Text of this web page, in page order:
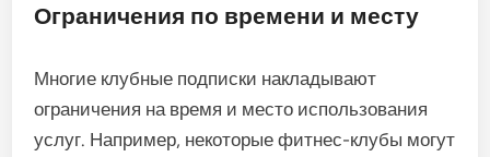
Ограничения по времени и месту
Многие клубные подписки накладывают
ограничения на время и место использования
услуг. Например, некоторые фитнес-клубы могут